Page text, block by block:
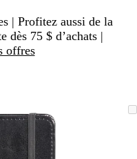
| Profitez aussi de la
dès 75 $ d’achats |
offres
»